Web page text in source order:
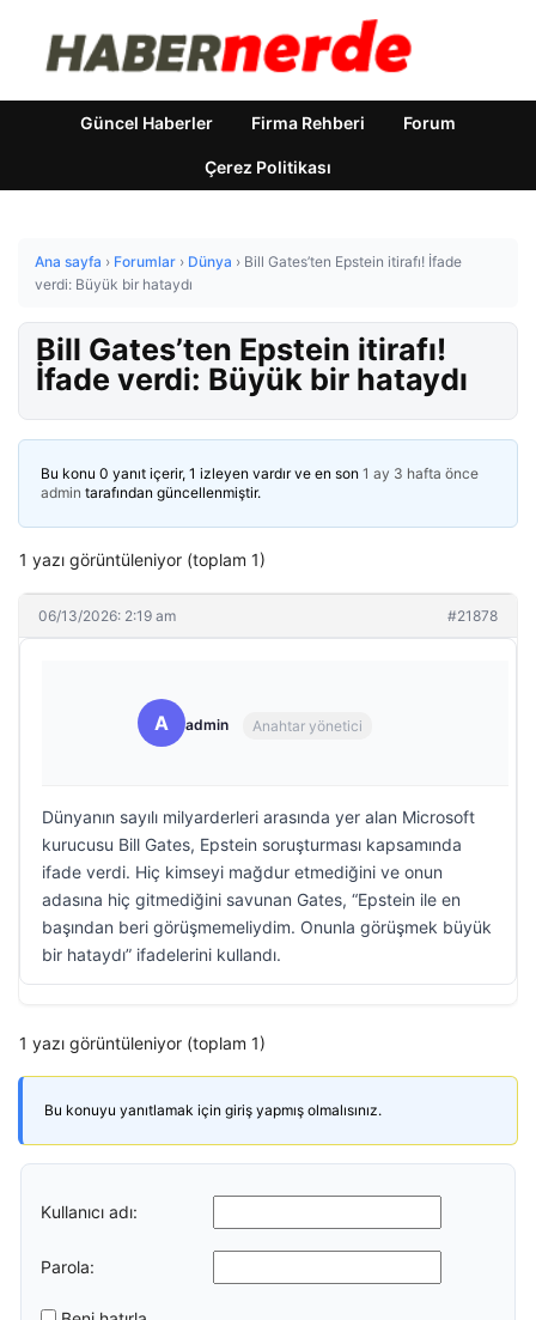
Güncel Haberler Firma Rehberi Forum
Çerez Politikası
Ana sayfa › Forumlar › Dünya › Bill Gates’ten Epstein itirafı! İfade
verdi: Büyük bir hataydı
Bill Gates’ten Epstein itirafı!
İfade verdi: Büyük bir hataydı
Bu konu 0 yanıt içerir, 1 izleyen vardır ve en son 1 ay 3 hafta önce
admin tarafından güncellenmiştir.
1 yazı görüntüleniyor (toplam 1)
06/13/2026: 2:19 am #21878
A admin Anahtar yönetici
Dünyanın sayılı milyarderleri arasında yer alan Microsoft
kurucusu Bill Gates, Epstein soruşturması kapsamında
ifade verdi. Hiç kimseyi mağdur etmediğini ve onun
adasına hiç gitmediğini savunan Gates, “Epstein ile en
başından beri görüşmemeliydim. Onunla görüşmek büyük
bir hataydı” ifadelerini kullandı.
1 yazı görüntüleniyor (toplam 1)
Bu konuyu yanıtlamak için giriş yapmış olmalısınız.
Kullanıcı adı:
Parola: